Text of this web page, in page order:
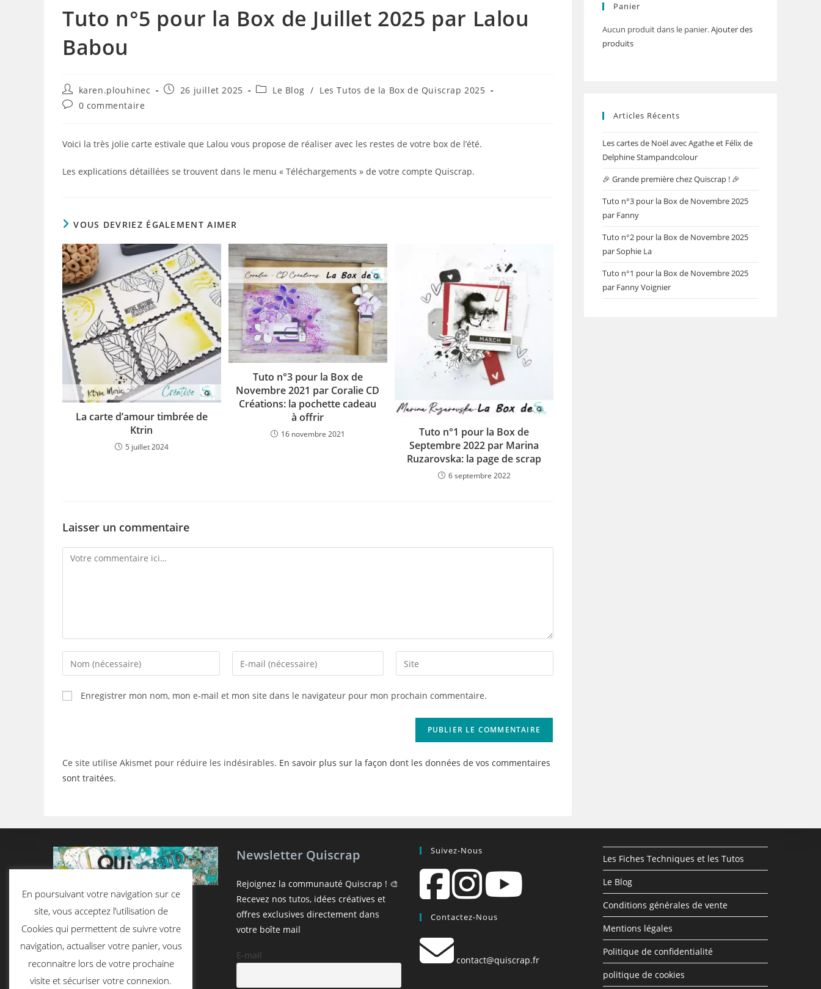
Tuto n°5 pour la Box de Juillet 2025 par Lalou
Babou
Auteur/autrice
de
la
karen.plouhinec
Publication
26 juillet 2025
PostLe Blog / Les Tutos de la Box de Quiscrap 2025
Commentaires
publication :
0 commentaire
Voici la très jolie carte estivale que Lalou vous propose de réaliser avec les restes de votre box de l’été.
Les explications détaillées se trouvent dans le menu « Téléchargements » de votre compte Quiscrap.
VOUS DEVRIEZ ÉGALEMENT AIMER
La carte d’amour timbrée de
Ktrin
5 juillet 2024
Tuto n°3 pour la Box de
Novembre 2021 par Coralie CD
Créations: la pochette cadeau
à offrir
16 novembre 2021
Tuto n°1 pour la Box de
Septembre 2022 par Marina
Ruzarovska: la page de scrap
6 septembre 2022
Laisser un commentaire
Comment
Enter
your
name
or
Enter
your
Saisir
l’URL
(facultatif)
Enregistrer mon nom, mon e-mail et mon site dans le navigateur pour mon prochain commentaire.
Ce site utilise Akismet pour réduire les indésirables. En savoir plus sur la façon dont les données de vos commentaires
sont traitées.
Panier
Aucun produit dans le panier.Ajouter des
produits
Articles Récents
Les cartes de Noël avec Agathe et Félix de
Delphine Stampandcolour
🎉 Grande première chez Quiscrap ! 🎉
Tuto n°3 pour la Box de Novembre 2025
par Fanny
Tuto n°2 pour la Box de Novembre 2025
par Sophie La
Tuto n°1 pour la Box de Novembre 2025
par Fanny Voignier
Newsletter Quiscrap
Rejoignez la communauté Quiscrap ! 🎨
Recevez nos tutos, idées créatives et
offres exclusives directement dans
votre boîte mail
E-mail
Suivez-Nous
Contactez-Nous
contact@quiscrap.fr
Les Fiches Techniques et les Tutos
Le Blog
Conditions générales de vente
Mentions légales
Politique de confidentialité
politique de cookies
En poursuivant votre navigation sur ce
site, vous acceptez l’utilisation de
Cookies qui permettent de suivre votre
navigation, actualiser votre panier, vous
reconnaitre lors de votre prochaine
visite et sécuriser votre connexion.